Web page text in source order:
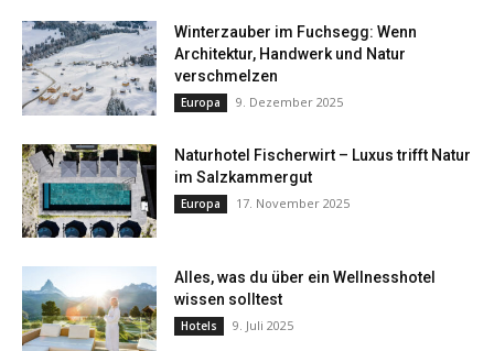
Winterzauber im Fuchsegg: Wenn
Architektur, Handwerk und Natur
verschmelzen
Europa 9. Dezember 2025
Naturhotel Fischerwirt – Luxus trifft Natur
im Salzkammergut
Europa 17. November 2025
Alles, was du über ein Wellnesshotel
wissen solltest
Hotels 9. Juli 2025